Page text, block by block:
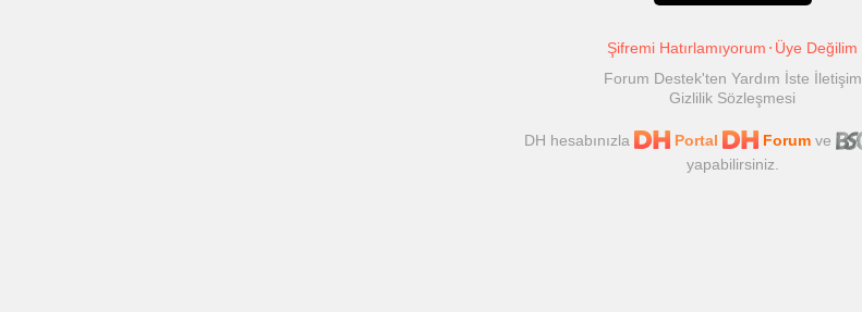
Şifremi Hatırlamıyorum
Üye Değilim
Forum Destek'ten Yardım İste İletişim
Gizlilik Sözleşmesi
DH hesabınızla Portal Forumve
yapabilirsiniz.